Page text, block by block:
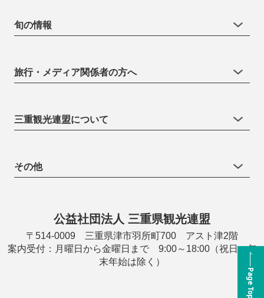
Page Top
旬の情報
旅行・メディア関係者の方へ
三重観光連盟について
その他
公益社団法人 三重県観光連盟
〒514-0009 三重県津市羽所町700 アスト津2階
案内受付：月曜日から金曜日まで 9:00～18:00（祝日・年
末年始は除く）